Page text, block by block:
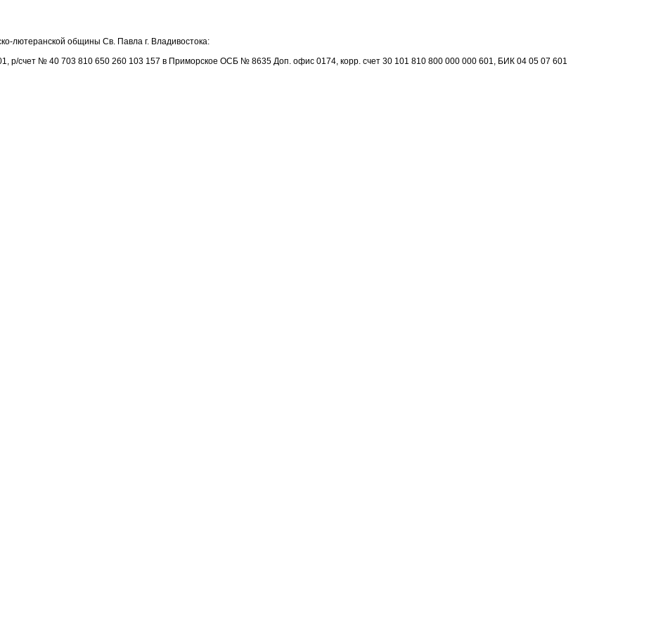
лютеранской общины Св. Павла г. Владивостока:
р/счет № 40 703 810 650 260 103 157 в Приморское ОСБ № 8635 Доп. офис 0174, корр. счет 30 101 810 800 000 000 601, БИК 04 05 07 601